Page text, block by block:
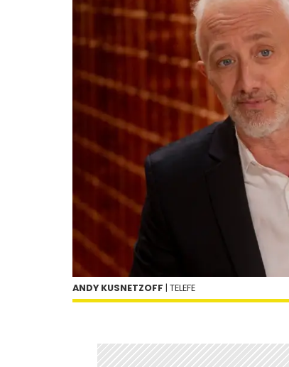
ANDY KUSNETZOFF | TELEFE